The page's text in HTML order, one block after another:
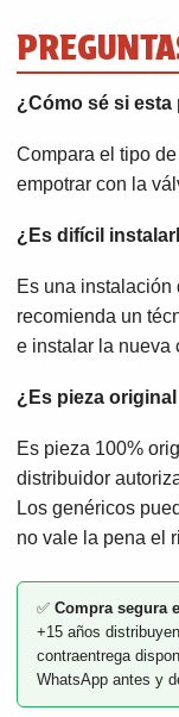
¿Cómo sé si esta
Compara el tipo
empotrar con la
¿Es difícil
Es una instalación
recomienda un
e instalar la nueva
¿Es pieza
Es pieza 100%
distribuidor
Los genéricos
no vale la pena el
✅ Compra segura
+15 años
contraentrega
WhatsApp antes y